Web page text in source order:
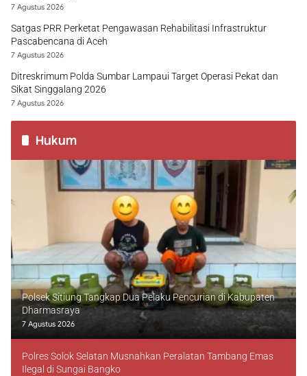
7 Agustus 2026
Satgas PRR Perketat Pengawasan Rehabilitasi Infrastruktur
Pascabencana di Aceh
7 Agustus 2026
Ditreskrimum Polda Sumbar Lampaui Target Operasi Pekat dan
Sikat Singgalang 2026
7 Agustus 2026
Hukum
Polsek Sitiung Tangkap Dua Pelaku Pencurian di Kabupaten
Dharmasraya
7 Agustus 2026
Polres Solok Selatan Musnahkan Peralatan Tambang Emas
Ilegal di Sungai Bangko